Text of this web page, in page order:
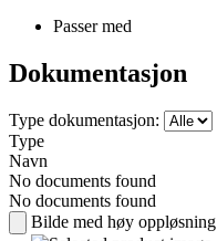
Passer med
Dokumentasjon
Type dokumentasjon:
Type
Navn
No documents found
No documents found
Bilde med høy oppløsning